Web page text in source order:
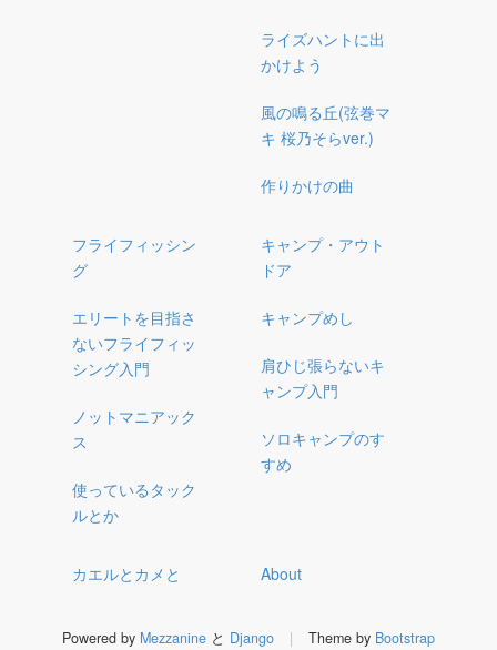
ライズハントに出
かけよう
風の鳴る丘(弦巻マ
キ 桜乃そらver.)
作りかけの曲
フライフィッシン
グ
エリートを目指さ
ないフライフィッ
シング入門
ノットマニアック
ス
使っているタック
ルとか
キャンプ・アウト
ドア
キャンプめし
肩ひじ張らないキ
ャンプ入門
ソロキャンプのす
すめ
カエルとカメと About
Powered by Mezzanine と Django | Theme by Bootstrap